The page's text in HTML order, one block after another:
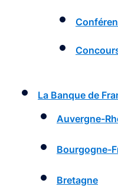
La Banque de
Auvergne-
Bourgogne-
Bretagne